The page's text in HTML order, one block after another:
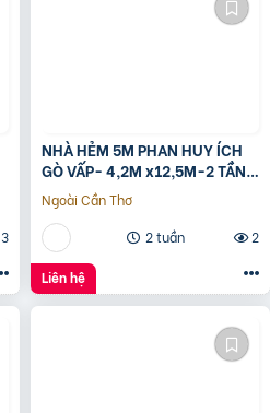
3
NHÀ HẺM 5M PHAN HUY ÍCH
GÒ VẤP- 4,2M x12,5M-2 TẦNG
– GIÁ 4,4 TỶ
Ngoài Cần Thơ
2 tuần
2
Liên hệ